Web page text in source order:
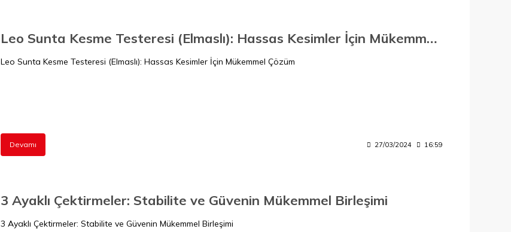
Leo Sunta Kesme Testeresi (Elmaslı): Hassas Kesimler İçin Mükemmel Çözüm
Leo Sunta Kesme Testeresi (Elmaslı): Hassas Kesimler İçin Mükemmel Çözüm
Devamı 27/03/2024 16:59
3 Ayaklı Çektirmeler: Stabilite ve Güvenin Mükemmel Birleşimi
3 Ayaklı Çektirmeler: Stabilite ve Güvenin Mükemmel Birleşimi